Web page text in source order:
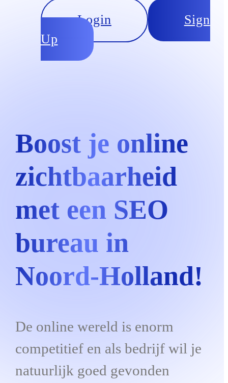
Login
Sign
Up
Boost je online
zichtbaarheid
met een SEO
bureau in
Noord-Holland!
De online wereld is enorm
competitief en als bedrijf wil je
natuurlijk goed gevonden